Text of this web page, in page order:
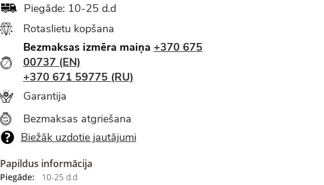
Piegāde: 10-25 d.d
Rotaslietu kopšana
Bezmaksas izmēra maiņa +370 675
00737 (EN)
+370 671 59775 (RU)
Garantija
Bezmaksas atgriešana
Biežāk uzdotie jautājumi
Papildus informācija
Piegāde:
10-25 d.d